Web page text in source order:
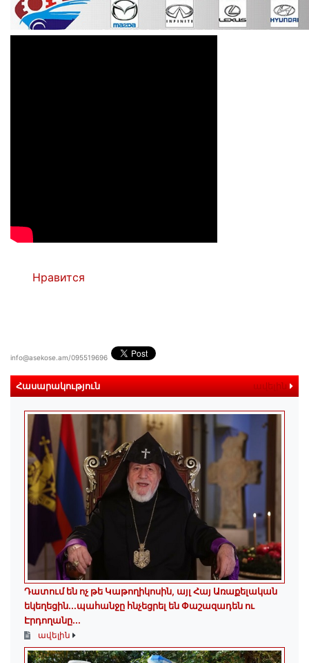
Нравится
info@asekose.am/095519696
Հասարակություն ավելին
Դատում են ոչ թե Կաթողիկոսին, այլ Հայ Առաքելական
եկեղեցին․․․պահանջը հնչեցրել են Փաշազադեն ու
Էրդողանը․․․
ավելին